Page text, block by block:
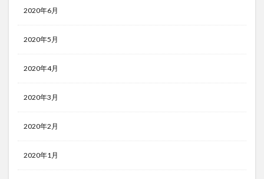
2020年6月
2020年5月
2020年4月
2020年3月
2020年2月
2020年1月